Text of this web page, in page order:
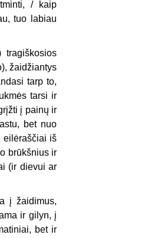
/ kaip
tuo labiau
tragiškosios
žaidžiantys
tarp to,
tarsi ir
į painų ir
bet nuo
eilėraščiai iš
brūkšnius ir
(ir dievui ar
į žaidimus,
ir gilyn, į
bet ir